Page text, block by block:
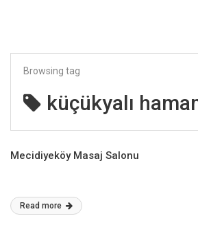
Browsing tag
küçükyalı
Mecidiyeköy Masaj Salonu
Read more